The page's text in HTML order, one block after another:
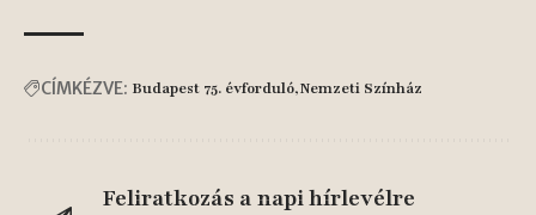
CÍMKÉZVE: Budapest 75. évforduló Nemzeti Színház
Feliratkozás a napi hírlevélre